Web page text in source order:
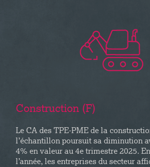
Construction (F)
Le CA des TPE-PME de la
l’échantillon poursuit sa diminution
4% en valeur au 4e trimestre 2025.
l’année, les entreprises du secteur